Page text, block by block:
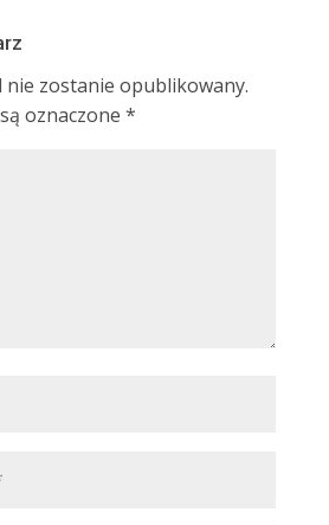
nie zostanie opublikowany.
oznaczone *